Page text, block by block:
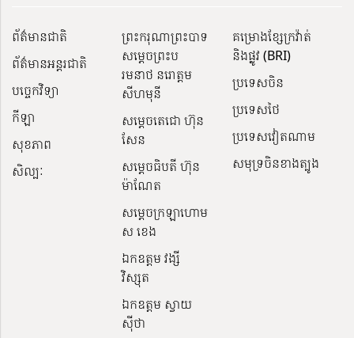
ព័ត៌មានជាតិ
ព័ត៌មានអន្តរជាតិ
បច្ចេកវិទ្យា
កីឡា
សុខភាព
សិល្បៈ
ព្រះករុណាព្រះបាទ
សម្តេចព្រះប
រមនាថ នរោត្តម
សីហមុនី
សម្តេចតេជោ ហ៊ុន
សែន
សម្ដេចធិបតី ហ៊ុន
ម៉ាណែត
សម្ដេចក្រឡាហោម
ស ខេង
ឯកឧត្តម វង្សី
វិស្សុត
ឯកឧត្តម ស្វាយ
ស៊ីថា
គម្រោងខ្សែក្រវ៉ាត់
និងផ្លូវ (BRI)
ប្រទេសចិន
ប្រទេសថៃ
ប្រទេសវៀតណាម
សមុទ្រចិនខាងត្បូង